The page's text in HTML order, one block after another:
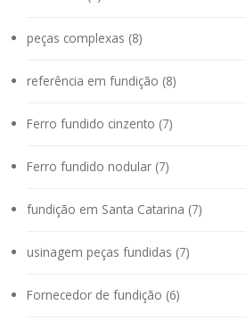
peças complexas (8)
referência em fundição (8)
Ferro fundido cinzento (7)
Ferro fundido nodular (7)
fundição em Santa Catarina (7)
usinagem peças fundidas (7)
Fornecedor de fundição (6)